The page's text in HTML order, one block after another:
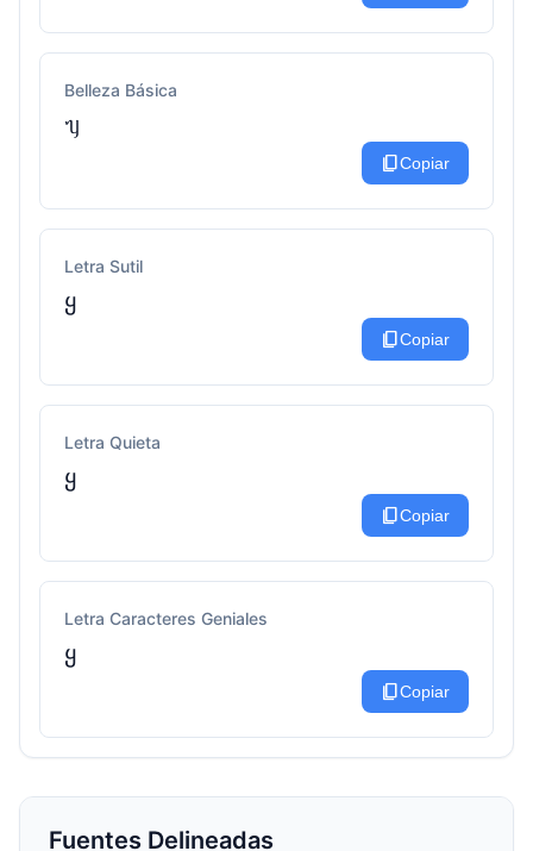
Belleza Básica
ᥡ
content_copyCopiar
Letra Sutil
ყ
content_copyCopiar
Letra Quieta
ყ
content_copyCopiar
Letra Caracteres Geniales
ყ
content_copyCopiar
Fuentes Delineadas